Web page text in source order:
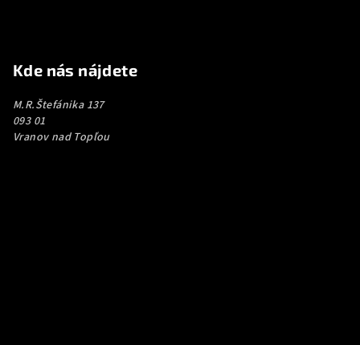
Kde nás nájdete
M.R.Štefánika 137
093 01
Vranov nad Topľou